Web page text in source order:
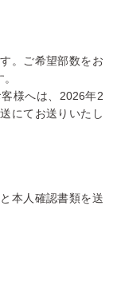
。ご希望部数をお
様へは、2026年2
にてお送りいたし
本人確認書類を送